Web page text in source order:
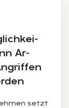
Ar­
setzt